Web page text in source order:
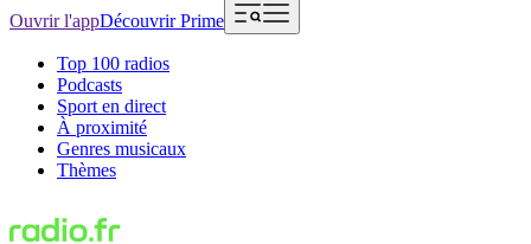
Ouvrir l'appDécouvrir Prime
Top 100 radios
Podcasts
Sport en direct
À proximité
Genres musicaux
Thèmes